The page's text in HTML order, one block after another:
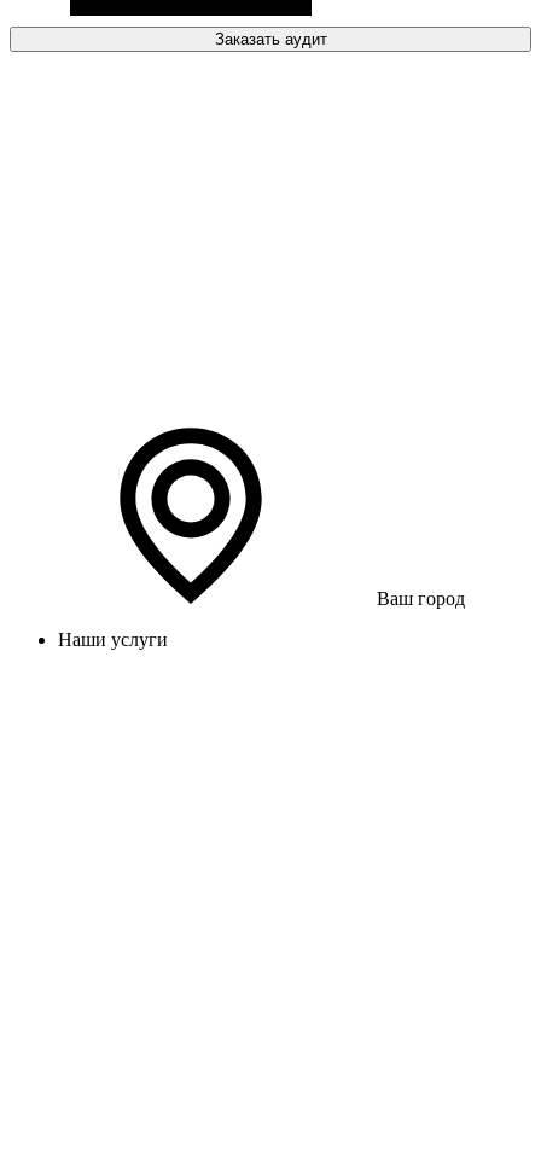
Заказать аудит
Ваш город
Наши услуги